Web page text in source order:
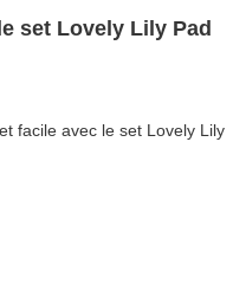
set Lovely Lily Pad